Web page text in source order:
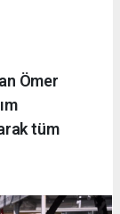
Ömer
tüm